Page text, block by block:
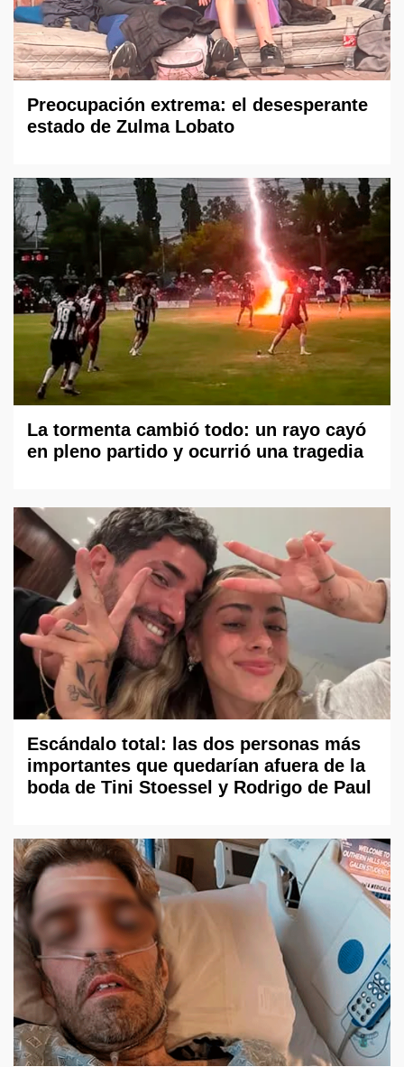
Preocupación extrema: el desesperante
estado de Zulma Lobato
La tormenta cambió todo: un rayo cayó
en pleno partido y ocurrió una tragedia
Escándalo total: las dos personas más
importantes que quedarían afuera de la
boda de Tini Stoessel y Rodrigo de Paul